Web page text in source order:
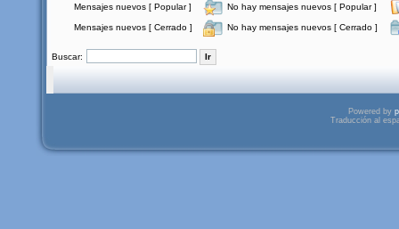
Mensajes nuevos [ Popular ] No hay mensajes nuevos [ Popular ]
Mensajes nuevos [ Cerrado ] No hay mensajes nuevos [ Cerrado ]
Buscar:
Powered by
Traducción al